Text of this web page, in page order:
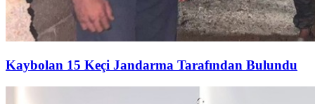
Kaybolan 15 Keçi Jandarma Tarafından Bulundu